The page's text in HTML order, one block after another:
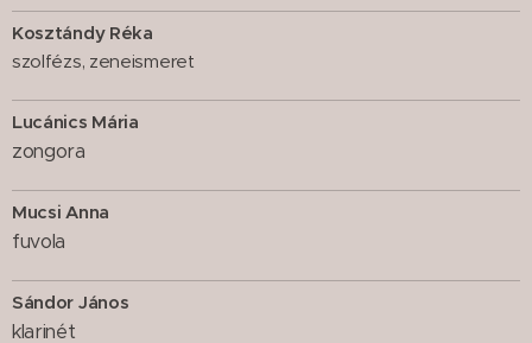
Kosztándy Réka
szolfézs, zeneismeret
Lucánics Mária
zongora
Mucsi Anna
fuvola
Sándor János
klarinét